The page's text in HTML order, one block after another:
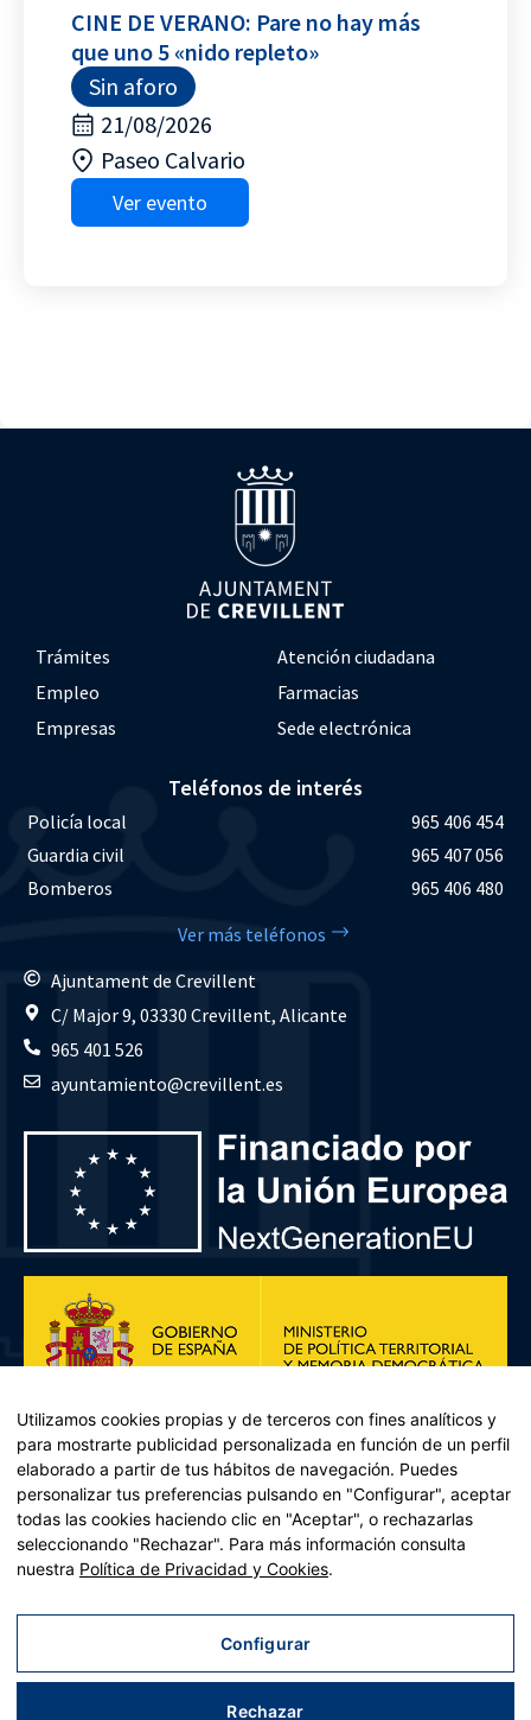
CINE DE VERANO: Pare no hay más
que uno 5 «nido repleto»
Sin aforo
21/08/2026
Paseo Calvario
Ver evento
Trámites
Atención ciudadana
Empleo
Farmacias
Empresas
Sede electrónica
Teléfonos de interés
Policía local
965 406 454
Guardia civil
965 407 056
Bomberos
965 406 480
Ver más teléfonos
Ajuntament de Crevillent
C/ Major 9, 03330 Crevillent, Alicante
965 401 526
ayuntamiento@crevillent.es
Plan de Recuperación, Transformación y Resiliencia – Financiado por
Recuperación y resiliencia, establecido por el Reglamento (UE)
2021/241 del Parlamento Europeo y del Consejo, de 12 de febrero
Utilizamos cookies propias y de terceros con fines analíticos y
para mostrarte publicidad personalizada en función de un perfil
elaborado a partir de tus hábitos de navegación. Puedes
personalizar tus preferencias pulsando en "Configurar", aceptar
todas las cookies haciendo clic en "Aceptar", o rechazarlas
seleccionando "Rechazar". Para más información consulta
nuestra Política de Privacidad y Cookies.
Configurar
Rechazar